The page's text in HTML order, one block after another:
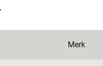
Merk